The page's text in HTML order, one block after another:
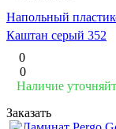
Напольный
Каштан серый 352
0
0
Наличие
Заказать